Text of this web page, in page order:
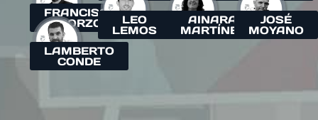
FRANCISCO
CORZO
LAMBERTO
CONDE
LEO
LEMOS
AINARA
MARTÍNEZ
JOSÉ
MOYANO